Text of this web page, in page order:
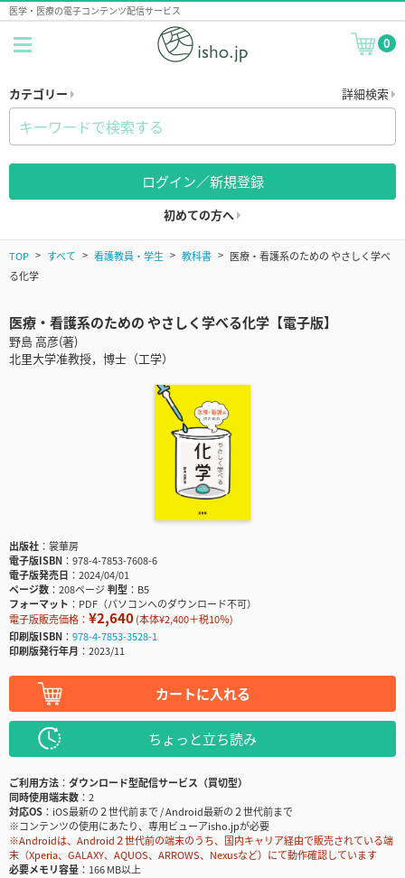
医学・医療の電子コンテンツ配信サービス
0
カテゴリー 詳細検索
ログイン／新規登録
初めての方へ
TOP すべて 看護教員・学生 教科書
医療・看護系のための やさしく学べ
る化学
医療・看護系のための やさしく学べる化学【電子版】
野島 高彦(著)
北里大学准教授，博士（工学）
出版社
裳華房
電子版ISBN
978-4-7853-7608-6
電子版発売日
2024/04/01
ページ数
208ページ判型
B5
フォーマット
PDF（パソコンへのダウンロード不可）
電子版販売価格： ¥2,640(本体¥2,400＋税10％)
印刷版ISBN
978-4-7853-3528-1
印刷版発行年月
2023/11
カートに入れる
ちょっと立ち読み
ご利用方法
ダウンロード型配信サービス（買切型）
同時使用端末数
2
対応OS
iOS最新の２世代前まで / Android最新の２世代前まで
※コンテンツの使用にあたり、専用ビューアisho.jpが必要
※Androidは、Android２世代前の端末のうち、国内キャリア経由で販売されている端
末（Xperia、GALAXY、AQUOS、ARROWS、Nexusなど）にて動作確認しています
必要メモリ容量
166 MB以上